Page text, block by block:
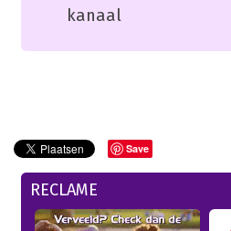
kanaal
Save
RECLAME